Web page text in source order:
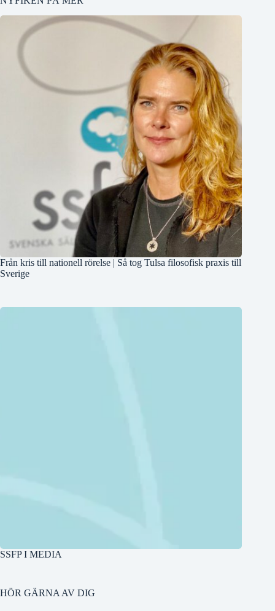
Från kris till nationell rörelse | Så tog Tulsa filosofisk praxis till
Sverige
SSFP I MEDIA
HÖR GÄRNA AV DIG